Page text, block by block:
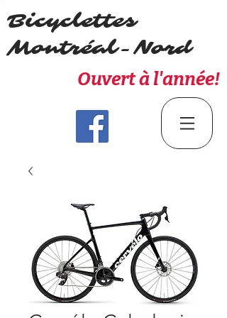
Bicyclettes
Montréal-Nord
Ouvert à l'année!